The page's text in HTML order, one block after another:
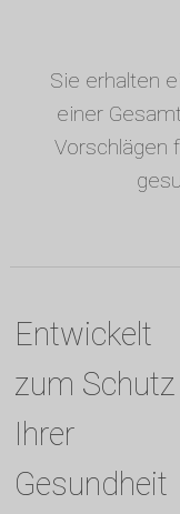
Sie erhalten
einer
Vorschlägen
Entwickelt
zum Schutz
Ihrer
Gesundheit